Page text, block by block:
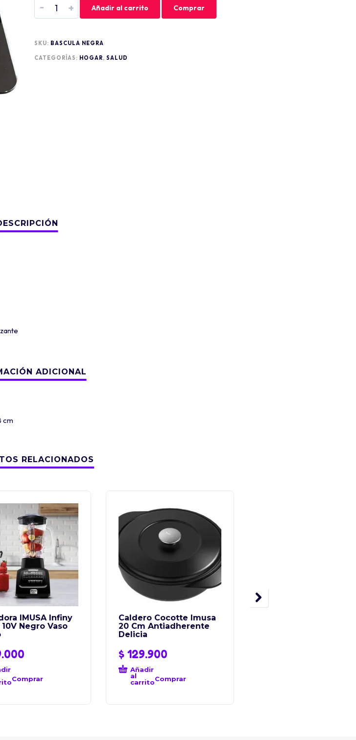
- + Añadir al carrito Comprar
SKU: BASCULA NEGRA
CATEGORÍAS: HOGAR, SALUD
cm
RELACIONADOS
IMUSA Infiny
Negro Vaso
Comprar
Caldero Cocotte Imusa
20 Cm Antiadherente
Delicia
$ 129.900
Añadir
al
carritoComprar